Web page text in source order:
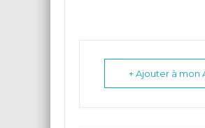
+ Ajouter à mon